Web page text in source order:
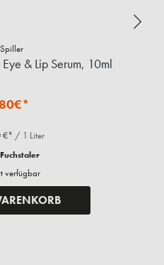
& Lip Serum, 10ml
€* / 1 Liter
verfügbar